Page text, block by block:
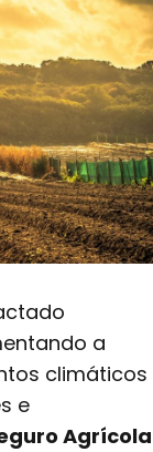
a
climáticos
e
Agrícola